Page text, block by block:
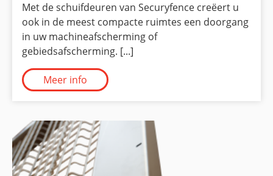
Met de schuifdeuren van Securyfence creëert u
ook in de meest compacte ruimtes een doorgang
in uw machineafscherming of
gebiedsafscherming. [...]
Meer info